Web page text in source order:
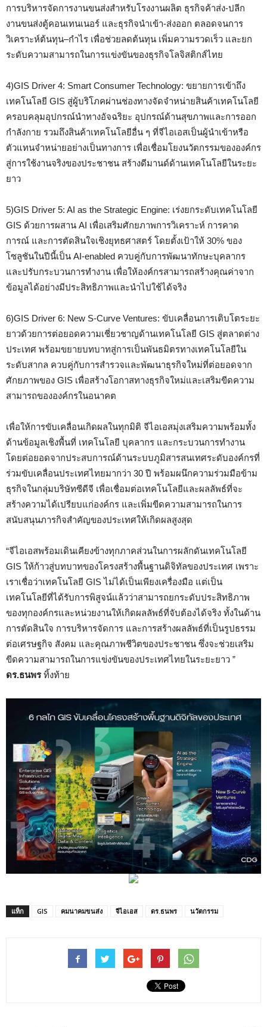
การบริหารจัดการงานขนส่งสำหรับโรงงานผลิต ธุรกิจค้าส่ง-ปลีก
งานขนส่งตู้คอนเทนเนอร์ และธุรกิจนำเข้า-ส่งออก ตลอดจนการ
วิเคราะห์ต้นทุน–กำไร เพื่อช่วยลดต้นทุน เพิ่มความรวดเร็ว และยก
ระดับความสามารถในการแข่งขันของธุรกิจโลจิสติกส์ไทย
4)GIS Driver 4: Smart Consumer Technology: ขยายการเข้าถึง
เทคโนโลยี GIS สู่ผู้บริโภคผ่านช่องทางจัดจำหน่ายสินค้าเทคโนโลยี
ครอบคลุมอุปกรณ์นำทางอัจฉริยะ อุปกรณ์ด้านสุขภาพและการออก
กำลังกาย รวมถึงสินค้าเทคโนโลยีอื่น ๆ ที่จีไอเอสเป็นผู้นำเข้าหรือ
ตัวแทนจำหน่ายอย่างเป็นทางการ เพื่อเชื่อมโยงนวัตกรรมขององค์กร
สู่การใช้งานจริงของประชาชน สร้างดีมานด์ด้านเทคโนโลยีในระยะ
ยาว
5)GIS Driver 5: AI as the Strategic Engine: เร่งยกระดับเทคโนโลยี
GIS ด้วยการผสาน AI เพื่อเสริมศักยภาพการวิเคราะห์ การคาด
การณ์ และการตัดสินใจเชิงยุทธศาสตร์ โดยตั้งเป้าให้ 30% ของ
โซลูชันในปีนี้เป็น AI-enabled ควบคู่กับการพัฒนาทักษะบุคลากร
และปรับกระบวนการทำงาน เพื่อให้องค์กรสามารถสร้างคุณค่าจาก
ข้อมูลได้อย่างมีประสิทธิภาพและนำไปใช้ได้จริง
6)GIS Driver 6: New S‑Curve Ventures: ขับเคลื่อนการเติบโตระยะ
ยาวด้วยการต่อยอดความเชี่ยวชาญด้านเทคโนโลยี GIS สู่ตลาดต่าง
ประเทศ พร้อมขยายบทบาทสู่การเป็นพันธมิตรทางเทคโนโลยีใน
ระดับสากล ควบคู่กับการสำรวจและพัฒนาธุรกิจใหม่ที่ต่อยอดจาก
ศักยภาพของ GIS เพื่อสร้างโอกาสทางธุรกิจใหม่และเสริมขีดความ
สามารถขององค์กรในอนาคต
เพื่อให้การขับเคลื่อนเกิดผลในทุกมิติ จีไอเอสมุ่งเสริมความพร้อมทั้ง
ด้านข้อมูลเชิงพื้นที่ เทคโนโลยี บุคลากร และกระบวนการทำงาน
โดยต่อยอดจากประสบการณ์ด้านระบบภูมิสารสนเทศระดับองค์กรที่
ร่วมขับเคลื่อนประเทศไทยมากว่า 30 ปี พร้อมผนึกความร่วมมือข้าม
ธุรกิจในกลุ่มบริษัทซีดีจี เพื่อเชื่อมต่อเทคโนโลยีและผลลัพธ์ที่จะ
สร้างความได้เปรียบแก่องค์กร และเพิ่มขีดความสามารถในการ
สนับสนุนภารกิจสำคัญของประเทศให้เกิดผลสูงสุด
“จีไอเอสพร้อมเดินเคียงข้างทุกภาคส่วนในการผลักดันเทคโนโลยี
GIS ให้ก้าวสู่บทบาทของโครงสร้างพื้นฐานดิจิทัลของประเทศ เพราะ
เราเชื่อว่าเทคโนโลยี GIS ไม่ได้เป็นเพียงเครื่องมือ แต่เป็น
เทคโนโลยีที่ได้รับการพิสูจน์แล้วว่าสามารถยกระดับประสิทธิภาพ
ของทุกองค์กรและหน่วยงานให้เกิดผลลัพธ์ที่จับต้องได้จริง ทั้งในด้าน
การตัดสินใจ การบริหารจัดการ และการสร้างผลลัพธ์ที่เป็นรูปธรรม
ต่อเศรษฐกิจ สังคม และคุณภาพชีวิตของประชาชน ซึ่งจะช่วยเสริม
ขีดความสามารถในการแข่งขันของประเทศไทยในระยะยาว ”
ดร.ธนพรทิ้งท้าย
แท็ก GIS คมนาคมขนส่ง จีไอเอส ดร.ธนพร นวัตกรรม